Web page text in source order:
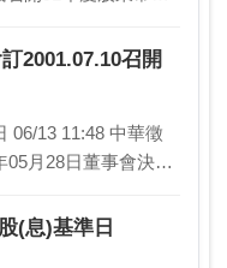
2001.07.10召開
月28日董事會決議
(息)基準日